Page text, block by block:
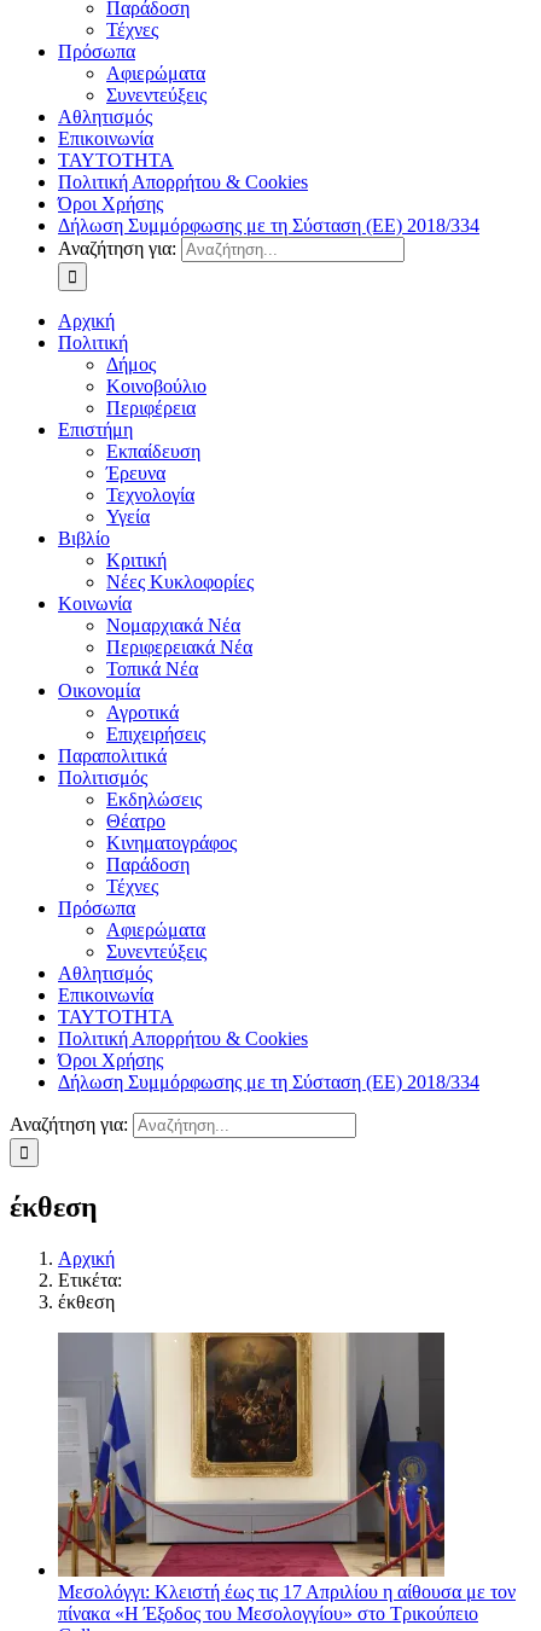
Παράδοση
Τέχνες
Πρόσωπα
Αφιερώματα
Συνεντεύξεις
Αθλητισμός
Επικοινωνία
ΤΑΥΤΟΤΗΤΑ
Πολιτική Απορρήτου & Cookies
Όροι Χρήσης
Δήλωση Συμμόρφωσης με τη Σύσταση (ΕΕ) 2018/334
Αναζήτηση για:
Αρχική
Πολιτική
Δήμος
Κοινοβούλιο
Περιφέρεια
Επιστήμη
Εκπαίδευση
Έρευνα
Τεχνολογία
Υγεία
Βιβλίο
Κριτική
Νέες Κυκλοφορίες
Κοινωνία
Νομαρχιακά Νέα
Περιφερειακά Νέα
Τοπικά Νέα
Οικονομία
Αγροτικά
Επιχειρήσεις
Παραπολιτικά
Πολιτισμός
Εκδηλώσεις
Θέατρο
Κινηματογράφος
Παράδοση
Τέχνες
Πρόσωπα
Αφιερώματα
Συνεντεύξεις
Αθλητισμός
Επικοινωνία
ΤΑΥΤΟΤΗΤΑ
Πολιτική Απορρήτου & Cookies
Όροι Χρήσης
Δήλωση Συμμόρφωσης με τη Σύσταση (ΕΕ) 2018/334
Αναζήτηση για:
έκθεση
Αρχική
Ετικέτα:
έκθεση
Μεσολόγγι: Κλειστή έως τις 17 Απριλίου η αίθουσα με τον
πίνακα «Η Έξοδος του Μεσολογγίου» στο Τρικούπειο